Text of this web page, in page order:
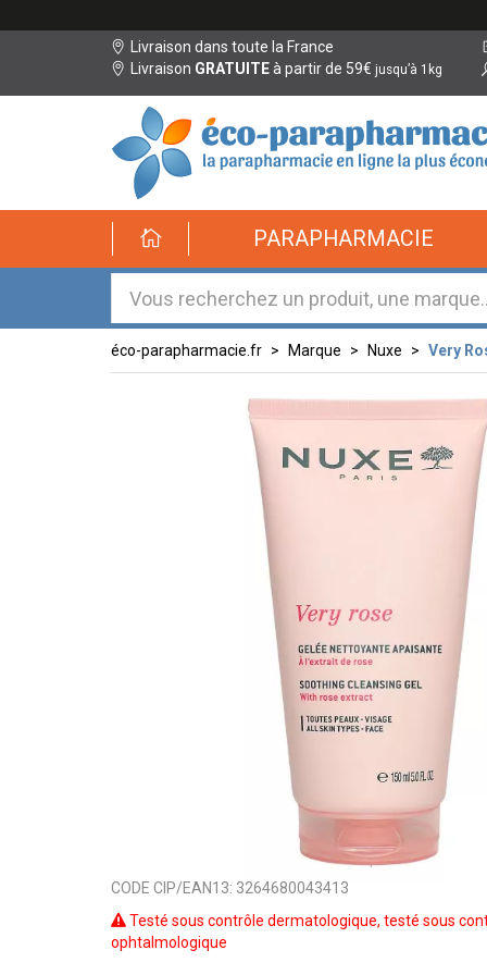
Livraison dans toute la France
Livraison GRATUITEà partir de 59€ jusqu’à 1kg
éco-
parapharmacie.fr
éco-
parapharmacie.fr
PARAPHARMACIE
éco-parapharmacie.fr Marque Nuxe Very
CODE CIP/EAN13: 3264680043413
Testé sous contrôle dermatologique, testé sous
ophtalmologique